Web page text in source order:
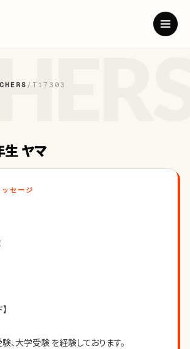
/ T17303
ヤマ
セージ
、大学受験 を経験しております。